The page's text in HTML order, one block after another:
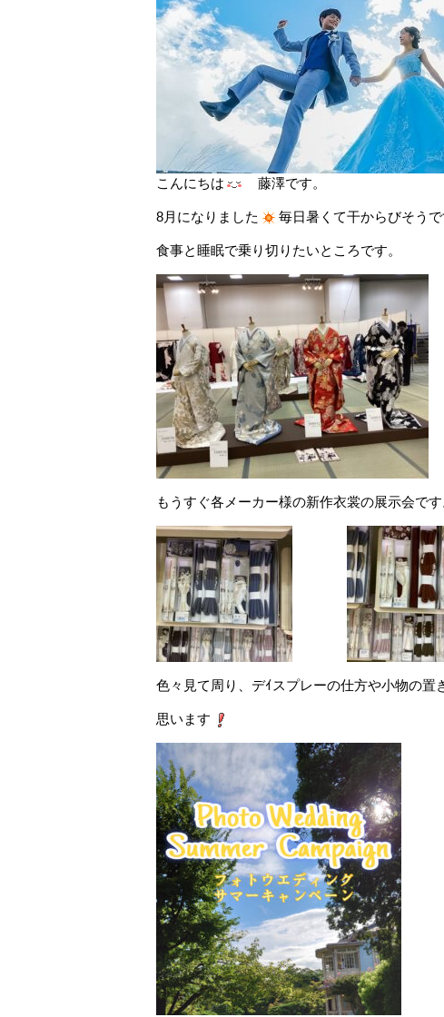
こんにちは 藤澤です。
8月になりました 毎日暑くて干からびそうで
食事と睡眠で乗り切りたいところです。
もうすぐ各メーカー様の新作衣裳の展示会で
色々見て周り、デｲスプレーの仕方や小物の置
思います